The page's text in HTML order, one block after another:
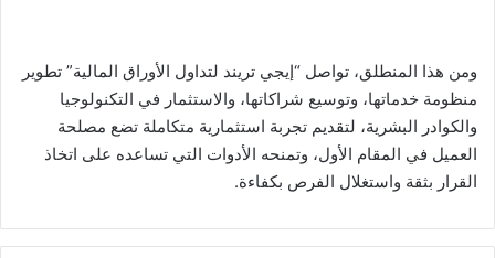
ومن هذا المنطلق، تواصل “إيجي تريند لتداول الأوراق المالية” تطوير
منظومة خدماتها، وتوسيع شراكاتها، والاستثمار في التكنولوجيا
والكوادر البشرية، لتقديم تجربة استثمارية متكاملة تضع مصلحة
العميل في المقام الأول، وتمنحه الأدوات التي تساعده على اتخاذ
القرار بثقة واستغلال الفرص بكفاءة.